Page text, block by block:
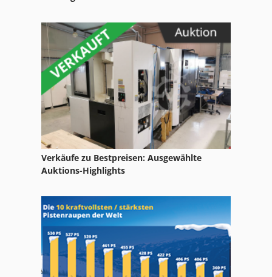
Verkäufe zu Bestpreisen: Ausgewählte
Auktions-Highlights